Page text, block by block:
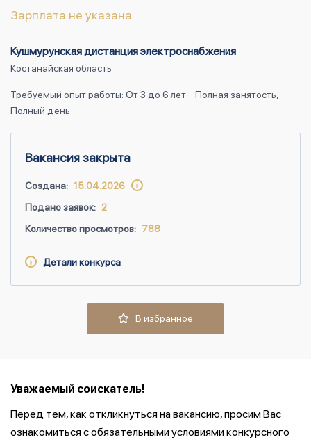
Зарплата не указана
Кушмурунская дистанция электроснабжения
Костанайская область
Требуемый опыт работы: От 3 до 6 лет
Полная занятость,
Полный день
Вакансия закрыта
Создана: 15.04.2026
Подано заявок: 2
Количество просмотров: 788
Детали конкурса
В избранное
Уважаемый соискатель!
Перед тем, как откликнуться на вакансию, просим Вас
ознакомиться с обязательными условиями конкурсного